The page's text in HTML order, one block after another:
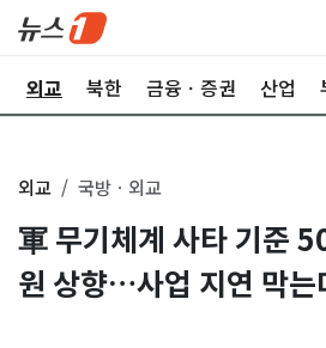
외교 북한 금융ㆍ증권 산업
외교 국방ㆍ외교
軍 무기체계 사타 기준
원 상향…사업 지연 막는